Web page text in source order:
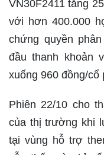
VN30F2411 tăng
với hơn 400.000
chứng quyền
đầu thanh khoản
xuống 960 đồng/cổ
Phiên 22/10 cho
của thị trường khi
tại vùng hỗ trợ